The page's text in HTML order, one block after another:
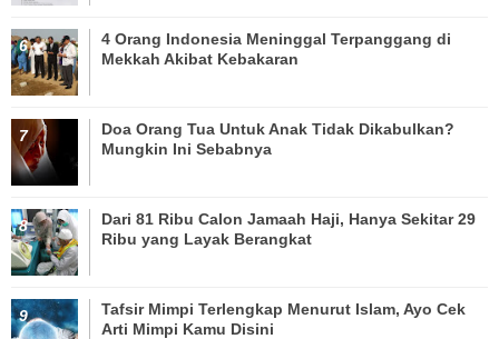
4 Orang Indonesia Meninggal Terpanggang di
Mekkah Akibat Kebakaran
Doa Orang Tua Untuk Anak Tidak Dikabulkan?
Mungkin Ini Sebabnya
Dari 81 Ribu Calon Jamaah Haji, Hanya Sekitar 29
Ribu yang Layak Berangkat
Tafsir Mimpi Terlengkap Menurut Islam, Ayo Cek
Arti Mimpi Kamu Disini